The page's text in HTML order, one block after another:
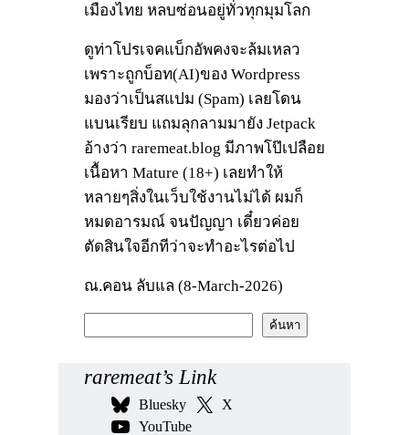
เมืองไทย หลบซ่อนอยู่ทั่วทุกมุมโลก
ดูท่าโปรเจคแบ็กอัพคงจะล้มเหลว
เพราะถูกบ็อท(AI)ของ Wordpress
มองว่าเป็นสแปม (Spam) เลยโดน
แบนเรียบ แถมลุกลามมายัง Jetpack
อ้างว่า raremeat.blog มีภาพโป๊เปลือย
เนื้อหา Mature (18+) เลยทำให้
หลายๆสิ่งในเว็บใช้งานไม่ได้ ผมก็
หมดอารมณ์ จนปัญญา เดี๋ยวค่อย
ตัดสินใจอีกทีว่าจะทำอะไรต่อไป
ณ.คอน ลับแล (8-March-2026)
ห
ค้นหา
raremeat’s Link
Bluesky
X
YouTube